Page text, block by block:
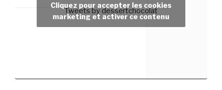
Tweets by dessertchocolat
Cliquez pour accepter les cookies
marketing et activer ce contenu